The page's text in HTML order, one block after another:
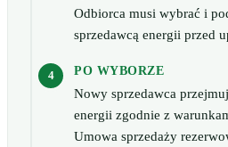
Odbiorca musi wybrać i
sprzedawcą energii przed
PO WYBORZE
Nowy sprzedawca
energii zgodnie z
Umowa sprzedaży